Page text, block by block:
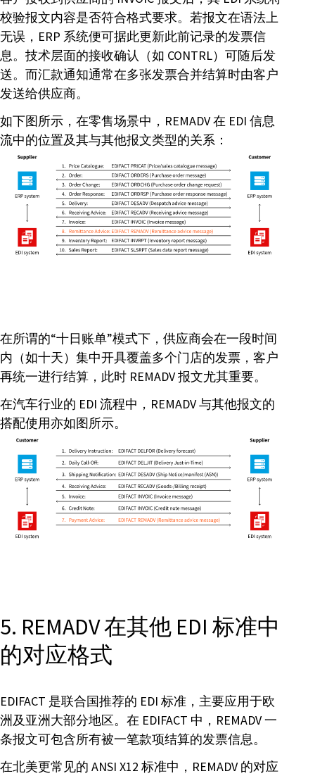
校验报文内容是否符合格式要求。若报文在语法上
无误，ERP 系统便可据此更新此前记录的发票信
息。技术层面的接收确认（如 CONTRL）可随后发
送。而汇款通知通常在多张发票合并结算时由客户
发送给供应商。
如下图所示，在零售场景中，REMADV 在 EDI 信息
流中的位置及其与其他报文类型的关系：
在所谓的“十日账单”模式下，供应商会在一段时间
内（如十天）集中开具覆盖多个门店的发票，客户
再统一进行结算，此时 REMADV 报文尤其重要。
在汽车行业的 EDI 流程中，REMADV 与其他报文的
搭配使用亦如图所示。
5. REMADV 在其他 EDI 标准中
的对应格式
EDIFACT 是联合国推荐的 EDI 标准，主要应用于欧
洲及亚洲大部分地区。在 EDIFACT 中，REMADV 一
条报文可包含所有被一笔款项结算的发票信息。
在北美更常见的 ANSI X12 标准中，REMADV 的对应